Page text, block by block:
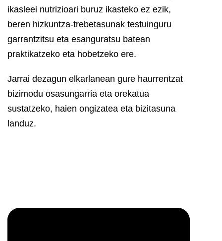
ikasleei nutrizioari buruz ikasteko ez ezik,
beren hizkuntza-trebetasunak testuinguru
garrantzitsu eta esanguratsu batean
praktikatzeko eta hobetzeko ere.
Jarrai dezagun elkarlanean gure haurrentzat
bizimodu osasungarria eta orekatua
sustatzeko, haien ongizatea eta bizitasuna
landuz.